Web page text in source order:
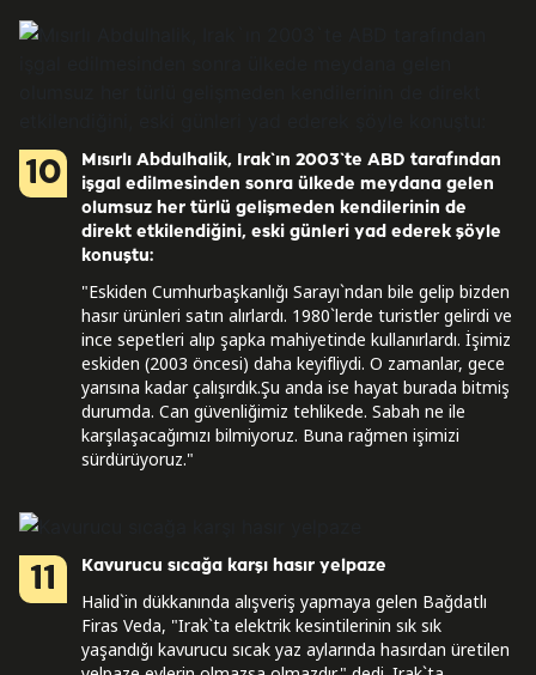
10
Mısırlı Abdulhalik, Irak`ın 2003`te ABD tarafından
işgal edilmesinden sonra ülkede meydana gelen
olumsuz her türlü gelişmeden kendilerinin de
direkt etkilendiğini, eski günleri yad ederek şöyle
konuştu:
"Eskiden Cumhurbaşkanlığı Sarayı`ndan bile gelip bizden
hasır ürünleri satın alırlardı. 1980`lerde turistler gelirdi ve
ince sepetleri alıp şapka mahiyetinde kullanırlardı. İşimiz
eskiden (2003 öncesi) daha keyifliydi. O zamanlar, gece
yarısına kadar çalışırdık.Şu anda ise hayat burada bitmiş
durumda. Can güvenliğimiz tehlikede. Sabah ne ile
karşılaşacağımızı bilmiyoruz. Buna rağmen işimizi
sürdürüyoruz."
11 Kavurucu sıcağa karşı hasır yelpaze
Halid`in dükkanında alışveriş yapmaya gelen Bağdatlı
Firas Veda, "Irak`ta elektrik kesintilerinin sık sık
yaşandığı kavurucu sıcak yaz aylarında hasırdan üretilen